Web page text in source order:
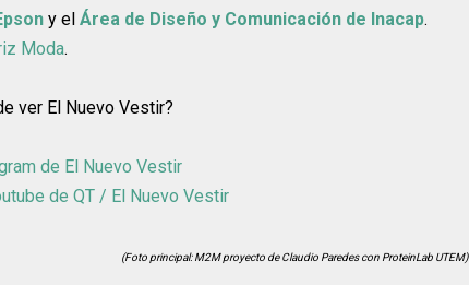
y el Área de Diseño y Comunicación de Inacap.
Moda.
ver El Nuevo Vestir?
de El Nuevo Vestir
de QT / El Nuevo Vestir
(Foto principal: M2M proyecto de Claudio Paredes con ProteinLab UTEM)